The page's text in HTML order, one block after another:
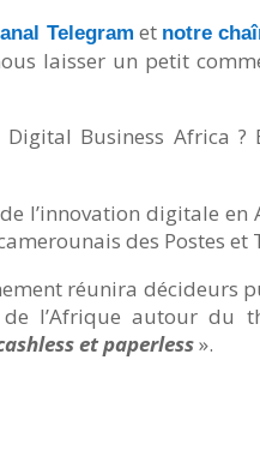
Telegram et notre
laisser un petit
Business Africa ?
l’innovation digitale en
des Postes et
réunira décideurs
de l’Afrique autour du
et paperless».